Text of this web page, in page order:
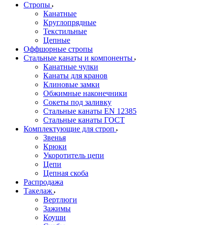
Стропы
Канатные
Круглопрядные
Текстильные
Цепные
Оффшорные стропы
Стальные канаты и компоненты
Канатные чулки
Канаты для кранов
Клиновые замки
Обжимные наконечники
Сокеты под заливку
Стальные канаты EN 12385
Стальные канаты ГОСТ
Комплектующие для строп
Звенья
Крюки
Укоротитель цепи
Цепи
Цепная скоба
Распродажа
Такелаж
Вертлюги
Зажимы
Коуши